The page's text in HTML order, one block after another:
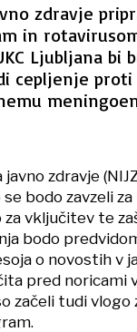
zdravje
in
Ljubljana bi
cepljenje
zdravje
bodo zavzeli
vključitev te
bodo
o novostih v
pred noricami
začeli tudi